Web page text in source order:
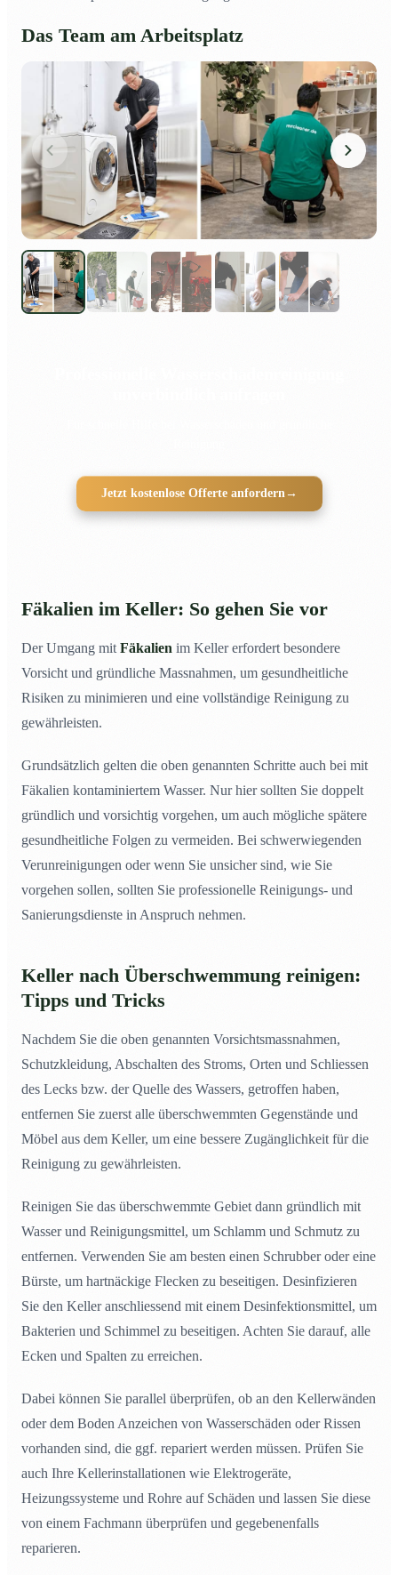
Das Team am Arbeitsplatz
Jetzt kostenlose Offerte anfordern→
Fäkalien im Keller: So gehen Sie vor
Der Umgang mit Fäkalien im Keller erfordert besondere
Vorsicht und gründliche Massnahmen, um gesundheitliche
Risiken zu minimieren und eine vollständige Reinigung zu
gewährleisten.
Grundsätzlich gelten die oben genannten Schritte auch bei mit
Fäkalien kontaminiertem Wasser. Nur hier sollten Sie doppelt
gründlich und vorsichtig vorgehen, um auch mögliche spätere
gesundheitliche Folgen zu vermeiden. Bei schwerwiegenden
Verunreinigungen oder wenn Sie unsicher sind, wie Sie
vorgehen sollen, sollten Sie professionelle Reinigungs- und
Sanierungsdienste in Anspruch nehmen.
Keller nach Überschwemmung reinigen:
Tipps und Tricks
Nachdem Sie die oben genannten Vorsichtsmassnahmen,
Schutzkleidung, Abschalten des Stroms, Orten und Schliessen
des Lecks bzw. der Quelle des Wassers, getroffen haben,
entfernen Sie zuerst alle überschwemmten Gegenstände und
Möbel aus dem Keller, um eine bessere Zugänglichkeit für die
Reinigung zu gewährleisten.
Reinigen Sie das überschwemmte Gebiet dann gründlich mit
Wasser und Reinigungsmittel, um Schlamm und Schmutz zu
entfernen. Verwenden Sie am besten einen Schrubber oder eine
Bürste, um hartnäckige Flecken zu beseitigen. Desinfizieren
Sie den Keller anschliessend mit einem Desinfektionsmittel, um
Bakterien und Schimmel zu beseitigen. Achten Sie darauf, alle
Ecken und Spalten zu erreichen.
Dabei können Sie parallel überprüfen, ob an den Kellerwänden
oder dem Boden Anzeichen von Wasserschäden oder Rissen
vorhanden sind, die ggf. repariert werden müssen. Prüfen Sie
auch Ihre Kellerinstallationen wie Elektrogeräte,
Heizungssysteme und Rohre auf Schäden und lassen Sie diese
von einem Fachmann überprüfen und gegebenenfalls
reparieren.